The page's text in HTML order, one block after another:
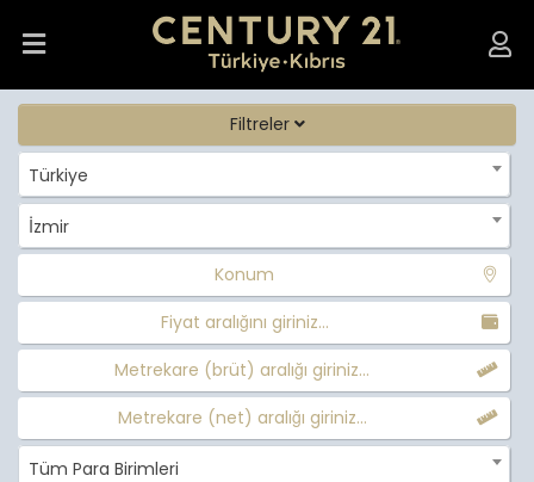
Filtreler
Türkiye
İzmir
Konum
Fiyat aralığını giriniz...
Metrekare (brüt) aralığı giriniz...
Metrekare (net) aralığı giriniz...
Tüm Para Birimleri